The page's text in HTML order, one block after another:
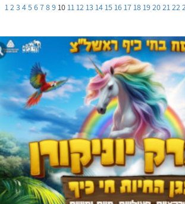
12345678910111213141516171819202122